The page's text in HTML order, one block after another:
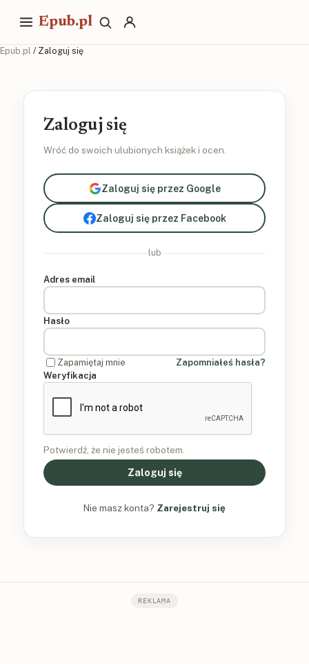
Epub.pl
Epub.pl / Zaloguj się
Zaloguj się
Wróć do swoich ulubionych książek i ocen.
Zaloguj się przez Google
Zaloguj się przez Facebook
lub
Adres email
Hasło
Zapamiętaj mnie
Zapomniałeś hasła?
Weryfikacja
Potwierdź, że nie jesteś robotem.
Zaloguj się
Nie masz konta? Zarejestruj się
REKLAMA